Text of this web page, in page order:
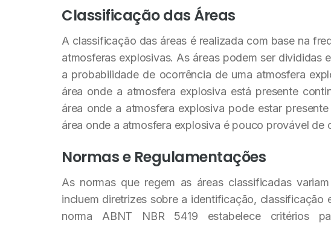
Classificação das Áreas
A classificação das áreas é realizada com base na
atmosferas explosivas. As áreas podem ser divididas
a probabilidade de ocorrência de uma atmosfera
área onde a atmosfera explosiva está presente
área onde a atmosfera explosiva pode estar
área onde a atmosfera explosiva é pouco provável de
Normas e Regulamentações
As normas que regem as áreas classificadas
incluem diretrizes sobre a identificação, classificação
norma ABNT NBR 5419 estabelece critérios